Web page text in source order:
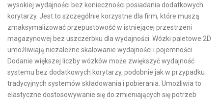
wysokiej wydajności bez konieczności posiadania dodatkowych
korytarzy. Jest to szczególnie korzystne dla firm, które muszą
zmaksymalizować przepustowość w istniejącej przestrzeni
magazynowej bez uszczerbku dla wydajności. Wózki paletowe 2D
umożliwiają niezależne skalowanie wydajności i pojemności.
Dodanie większej liczby wózków może zwiększyć wydajność
systemu bez dodatkowych korytarzy, podobnie jak w przypadku
tradycyjnych systemów składowania i pobierania. Umożliwia to
elastyczne dostosowywanie się do zmieniających się potrzeb